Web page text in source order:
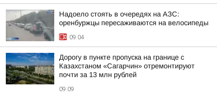
Надоело стоять в очередях на АЗС:
оренбуржцы пересаживаются на велосипеды
09:04
Дорогу в пункте пропуска на границе с
Казахстаном «Сагарчин» отремонтируют
почти за 13 млн рублей
09:09